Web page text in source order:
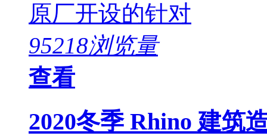
原厂开设的针对
95218浏览量
查看
2020冬季 Rhino 建筑